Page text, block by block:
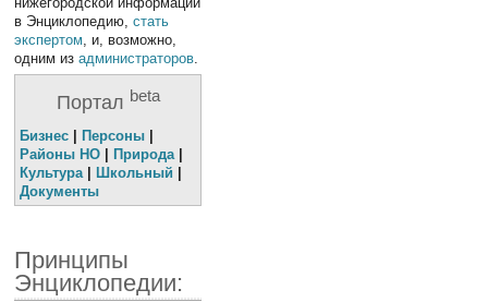
в Энциклопедию,стать
экспертом , и, возможно,
одним изадминистраторов
Портал beta
Бизнес| Персоны|
Районы НО| Природа|
Культура| Школьный
Документы
Принципы
Энциклопедии: